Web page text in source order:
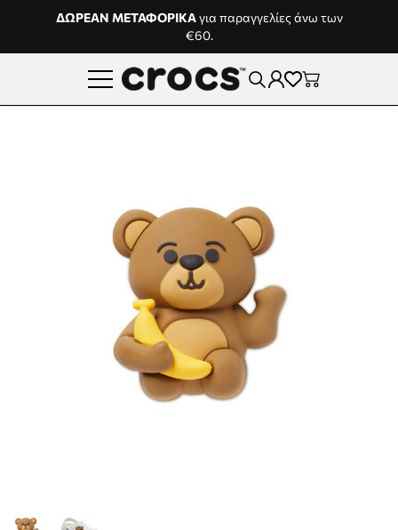
Μετάβαση στο περιεχόμενο
ΔΩΡΕΑΝ ΜΕΤΑΦΟΡΙΚΑγια παραγγελίες άνω των
€60.
View larger image